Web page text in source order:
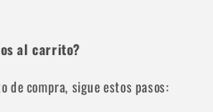
al carrito?
de compra, sigue estos pasos: